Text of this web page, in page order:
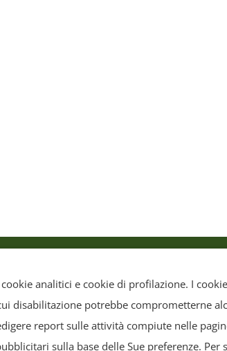
i contenuti di questa pagina (i testi, le immagini, la grafica
distribuirli, anche soltanto in parte. Tutti i
analitici e cookie di profilazione. I
disabilitazione potrebbe comprometterne
report sulle attività compiute nelle
sulla base delle Sue preferenze. Per